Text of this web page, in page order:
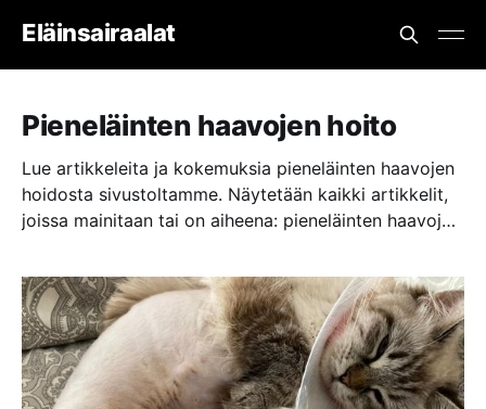
Eläinsairaalat
Pieneläinten haavojen hoito
Lue artikkeleita ja kokemuksia pieneläinten haavojen
hoidosta sivustoltamme. Näytetään kaikki artikkelit,
joissa mainitaan tai on aiheena: pieneläinten haavojen